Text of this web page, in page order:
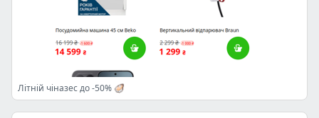
Літній чіназес до -50% 🦪